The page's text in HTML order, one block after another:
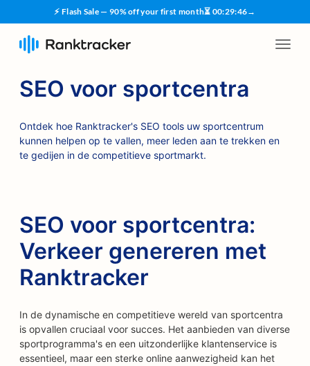
⚡ Flash Sale — 90% off your first month⏳ 00:29:45→
SEO voor sportcentra
Ontdek hoe Ranktracker's SEO tools uw sportcentrum
kunnen helpen op te vallen, meer leden aan te trekken en
te gedijen in de competitieve sportmarkt.
SEO voor sportcentra:
Verkeer genereren met
Ranktracker
In de dynamische en competitieve wereld van sportcentra
is opvallen cruciaal voor succes. Het aanbieden van diverse
sportprogramma's en een uitzonderlijke klantenservice is
essentieel, maar een sterke online aanwezigheid kan het